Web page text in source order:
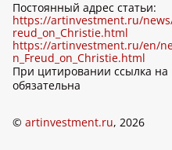
Постоянный адрес статьи:
https://artinvestment.ru/
reud_on_Christie.html
https://artinvestment.ru/en/
n_Freud_on_Christie.html
При цитировании ссылка на
обязательна
© artinvestment.ru, 2026